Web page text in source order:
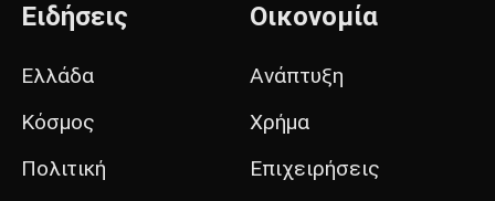
Ειδήσεις
Ελλάδα
Κόσμος
Πολιτική
Οικονομία
Ανάπτυξη
Χρήμα
Επιχειρήσεις